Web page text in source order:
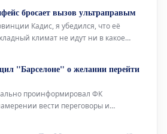
30 июля. Главным лозунгом дня
бросает вызов ультраправым
Кадис, я убедился, что её
климат не идут ни в какое
побережьем. Здесь, в
смягчающим силу солнца, он
"Барселоне" о желании перейти
проинформировал ФК
вести переговоры и
с "ПСЖ". Валенсийский нападающий